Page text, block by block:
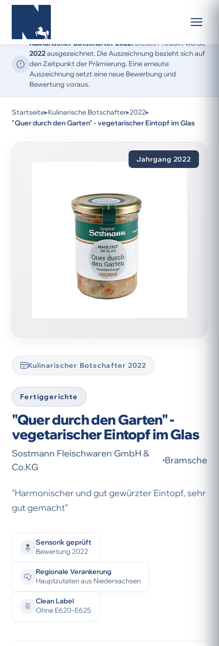
Kulinarischer Botschafter 2022:Dieses Produkt wurde
2022ausgezeichnet. Die Auszeichnung bezieht sich auf
den Zeitpunkt der Prämierung. Eine erneute
Auszeichnung setzt eine neue Bewerbung und
Bewertung voraus.
Startseite▸Kulinarische Botschafter▸2022▸
"Quer durch den Garten" - vegetarischer Eintopf im Glas
Jahrgang 2022
Kulinarischer Botschafter 2022
Fertiggerichte
"Quer durch den Garten" -
vegetarischer Eintopf im Glas
Sostmann Fleischwaren GmbH &
Co.KG
Bramsche
"Harmonischer und gut gewürzter Eintopf, sehr
gut gemacht"
Sensorik geprüft
Bewertung 2022
Regionale Verankerung
Hauptzutaten aus Niedersachsen
Clean Label
Ohne E620–E625